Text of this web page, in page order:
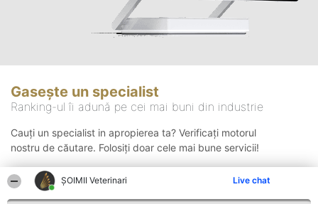
ȘOIMII Veterinari Live chat
Gasește un specialist
Ranking-ul îi adună pe cei mai buni din industrie
Cauți un specialist in apropierea ta? Verificați motorul
nostru de căutare. Folosiți doar cele mai bune servicii!